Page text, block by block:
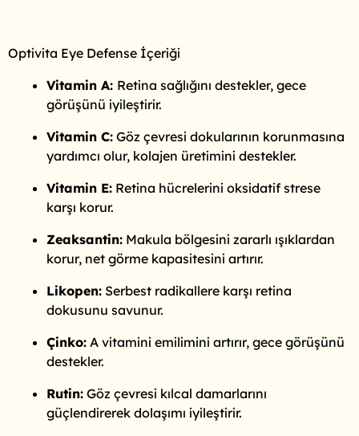
Optivita Eye Defense İçeriği
Vitamin A: Retina sağlığını destekler, gece
görüşünü iyileştirir.
Vitamin C: Göz çevresi dokularının korunmasına
yardımcı olur, kolajen üretimini destekler.
Vitamin E: Retina hücrelerini oksidatif strese
karşı korur.
Zeaksantin: Makula bölgesini zararlı ışıklardan
korur, net görme kapasitesini artırır.
Likopen: Serbest radikallere karşı retina
dokusunu savunur.
Çinko: A vitamini emilimini artırır, gece görüşünü
destekler.
Rutin: Göz çevresi kılcal damarlarını
güçlendirerek dolaşımı iyileştirir.